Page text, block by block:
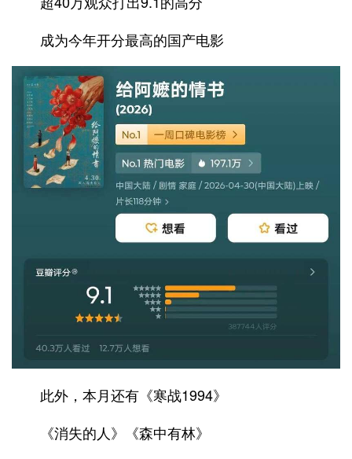
成为今年开分最高的国产电影
此外，本月还有《寒战1994》
《消失的人》《森中有林》